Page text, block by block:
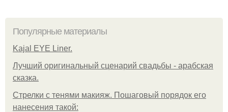
Популярные материалы
Kajal EYE Liner.
Лучший оригинальный сценарий свадьбы - арабская
сказка.
Стрелки с тенями макияж. Пошаговый порядок его
нанесения такой: